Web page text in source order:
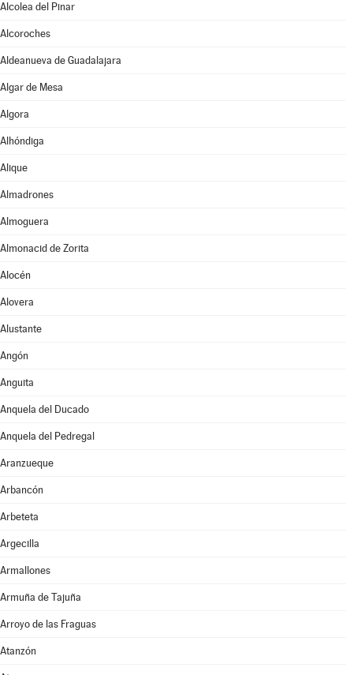
Alcolea del Pinar
Alcoroches
Aldeanueva de Guadalajara
Algar de Mesa
Algora
Alhóndiga
Alique
Almadrones
Almoguera
Almonacid de Zorita
Alocén
Alovera
Alustante
Angón
Anguita
Anquela del Ducado
Anquela del Pedregal
Aranzueque
Arbancón
Arbeteta
Argecilla
Armallones
Armuña de Tajuña
Arroyo de las Fraguas
Atanzón